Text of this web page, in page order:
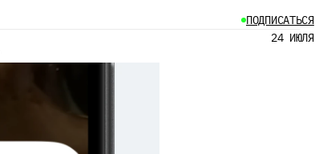
ПОДПИСАТЬСЯ
24 ИЮЛЯ